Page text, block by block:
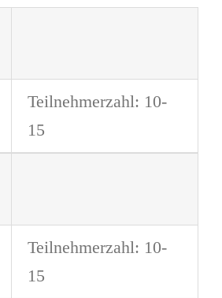
Teilnehmerzahl: 10-
15
Teilnehmerzahl: 10-
15